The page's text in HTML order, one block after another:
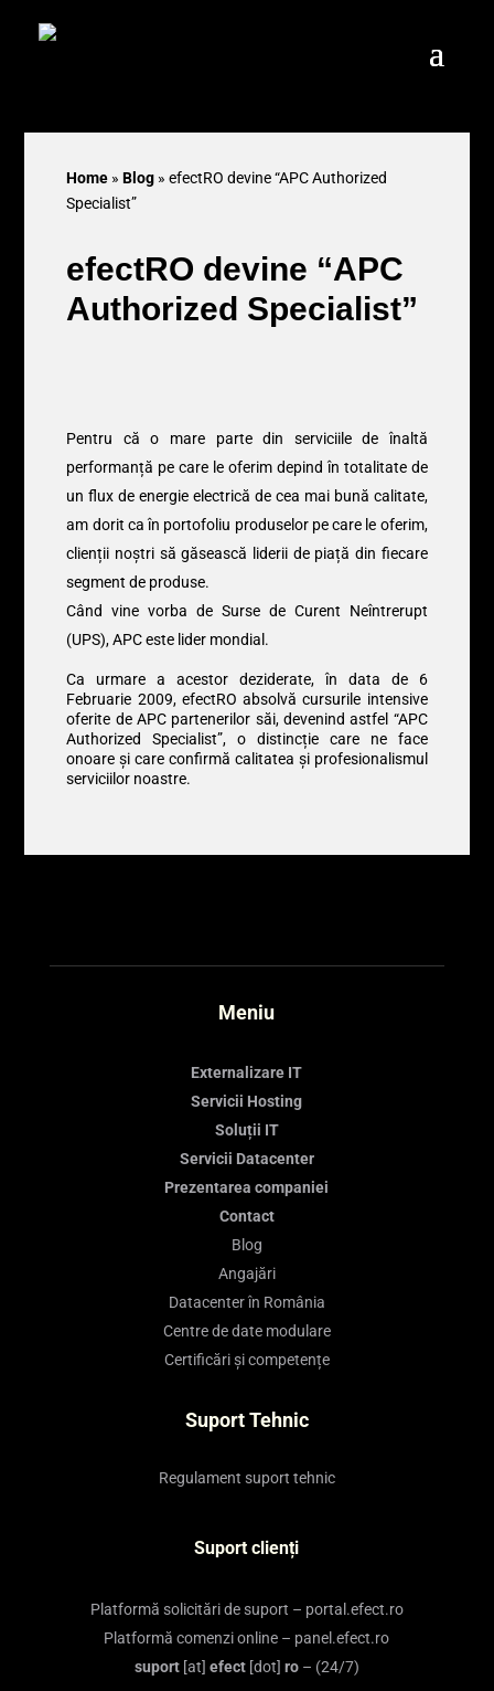
Home »Blog »efectRO devine “APC Authorized
Specialist”
efectRO devine “APC
Authorized Specialist”
Pentru că o mare parte din serviciile de înaltă
performanță pe care le oferim depind în totalitate de
un flux de energie electrică de cea mai bună calitate,
am dorit ca în portofoliu produselor pe care le oferim,
clienții noștri să găsească liderii de piață din fiecare
segment de produse.
Când vine vorba de Surse de Curent Neîntrerupt
(UPS), APC este lider mondial.
Ca urmare a acestor deziderate, în data de 6
Februarie 2009, efectRO absolvă cursurile intensive
oferite de APC partenerilor săi, devenind astfel “APC
Authorized Specialist”, o distincție care ne face
onoare și care confirmă calitatea și profesionalismul
serviciilor noastre.
Meniu
Externalizare IT
Servicii Hosting
Soluții IT
Servicii Datacenter
Prezentarea companiei
Contact
Blog
Angajări
Datacenter în România
Centre de date modulare
Certificări și competențe
Suport Tehnic
Regulament suport tehnic
Suport clienți
Platformă solicitări de suport – portal.efect.ro
Platformă comenzi online – panel.efect.ro
suport[at] efect[dot] ro– (24/7)